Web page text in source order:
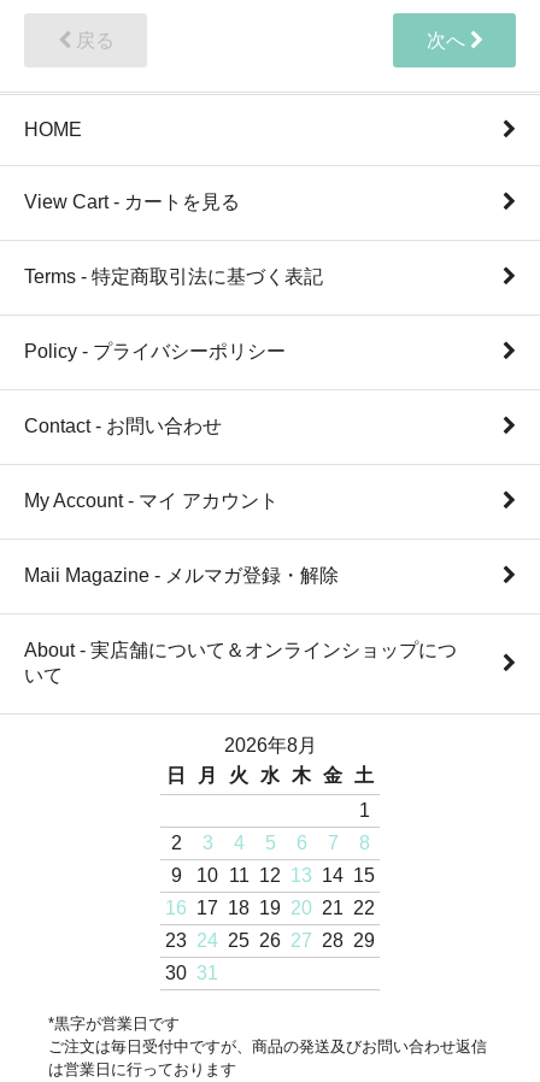
戻る 次へ
HOME
View Cart - カートを見る
Terms - 特定商取引法に基づく表記
Policy - プライバシーポリシー
Contact - お問い合わせ
My Account - マイ アカウント
Maii Magazine - メルマガ登録・解除
About - 実店舗について＆オンラインショップにつ
いて
2026年8月
日
月 火 水 木 金 土
1
2
3 4 5 6 7
8
9
10 11 12 13 14 15
16 17 18 19 20 21 22
23 24 25 26 27 28 29
30 31
*黒字が営業日です
ご注文は毎日受付中ですが、商品の発送及びお問い合わせ返信
は営業日に行っております